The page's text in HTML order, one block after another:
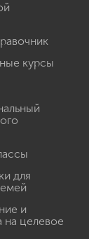
курсы
для
и
на целевое